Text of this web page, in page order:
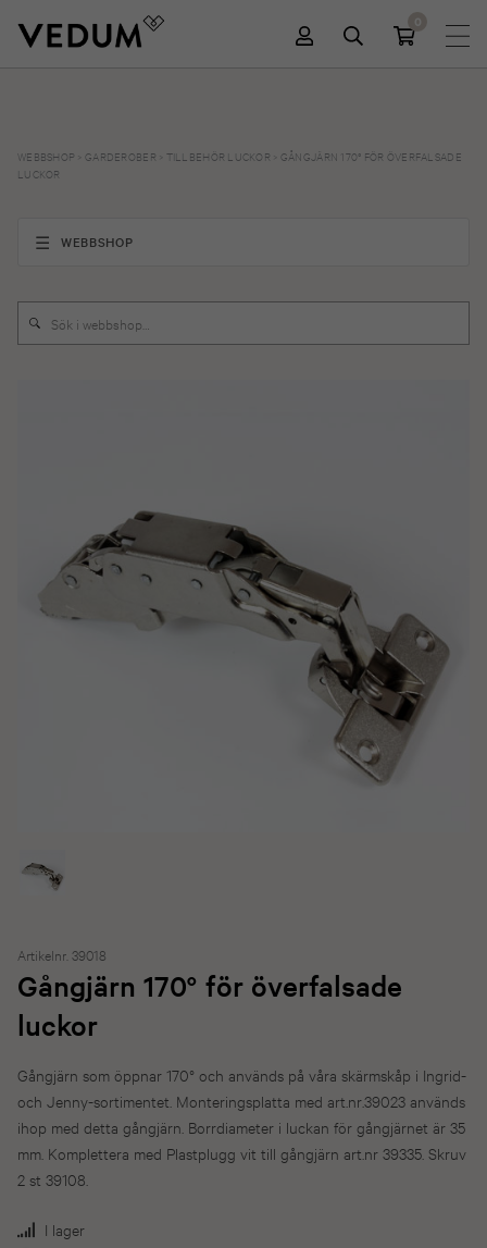
0
WEBBSHOP GARDEROBER TILLBEHÖR LUCKOR
GÅNGJÄRN 170° FÖR ÖVERFALSADE
LUCKOR
WEBBSHOP
Artikelnr. 39018
Gångjärn 170° för överfalsade
luckor
Gångjärn som öppnar 170° och används på våra skärmskåp i Ingrid-
och Jenny-sortimentet. Monteringsplatta med art.nr.39023 används
ihop med detta gångjärn. Borrdiameter i luckan för gångjärnet är 35
mm. Komplettera med Plastplugg vit till gångjärn art.nr 39335. Skruv
2 st 39108.
I lager